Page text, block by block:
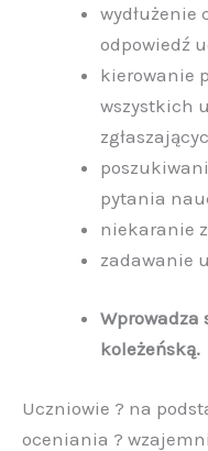
wydłużenie
odpowiedź
kierowanie
wszystkich
pytania
niekaranie
zadawanie
Wprowadza
koleżeńską.
Uczniowie ? na
oceniania ?